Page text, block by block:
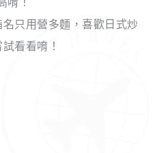
只用營多麵，喜歡日式炒
看看唷！